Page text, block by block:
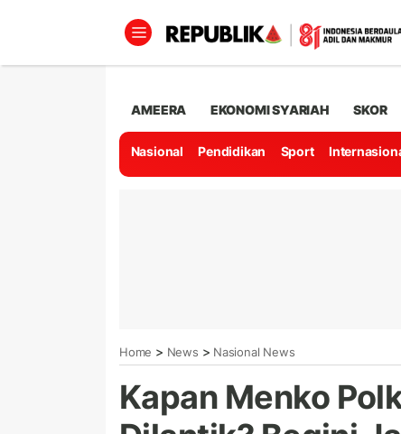
AMEERA EKONOMI SYARIAH SKOR
Nasional Pendidikan Sport
Home > News > Nasional News
Kapan Menko